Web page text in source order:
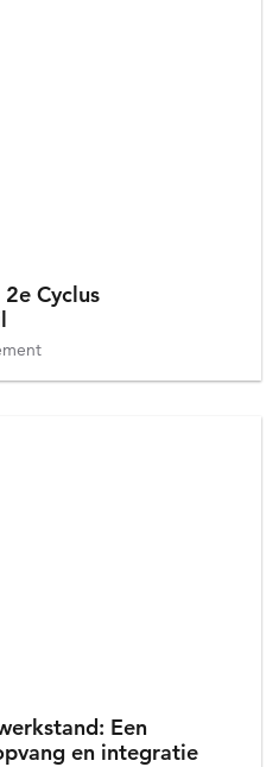
Cyclus
Een
en integratie